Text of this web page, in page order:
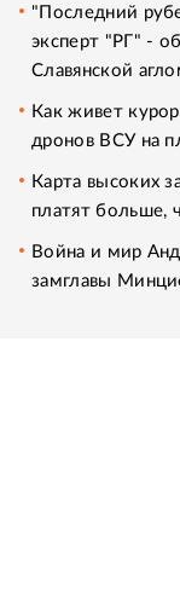
"Последний
эксперт "РГ" -
Славянской
Как живет
дронов ВСУ на
Карта высоких
платят больше,
Война и мир
замглавы